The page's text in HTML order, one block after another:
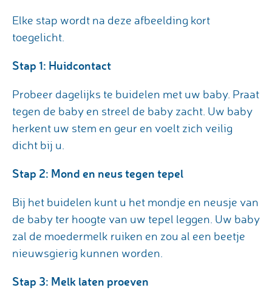
Elke stap wordt na deze afbeelding kort
toegelicht.
Stap 1: Huidcontact
Probeer dagelijks te buidelen met uw baby. Praat
tegen de baby en streel de baby zacht. Uw baby
herkent uw stem en geur en voelt zich veilig
dicht bij u.
Stap 2: Mond en neus tegen tepel
Bij het buidelen kunt u het mondje en neusje van
de baby ter hoogte van uw tepel leggen. Uw baby
zal de moedermelk ruiken en zou al een beetje
nieuwsgierig kunnen worden.
Stap 3: Melk laten proeven